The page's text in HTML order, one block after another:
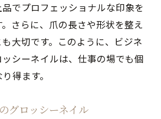
でプロフェッショナルな印象を
さらに、爪の長さや形状を整え
大切です。このように、ビジネ
シーネイルは、仕事の場でも個
得ます。
グロッシーネイル